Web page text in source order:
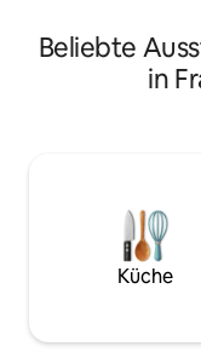
Beliebte
in
Küche